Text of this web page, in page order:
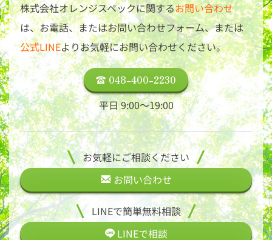
株式会社オレンジスペックに関するお問い合わせ
は、お電話、またはお問い合わせフォーム、または
公式LINEよりお気軽にお問い合わせください。
048-400-2230
平日 9:00〜19:00
お気軽にご相談ください
お問い合わせ
LINEで簡単無料相談
LINEで相談